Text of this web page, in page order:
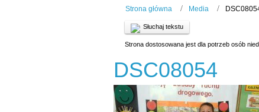
Strona główna Media
Słuchaj tekstu
Strona dostosowana jest dla potrzeb osób
DSC08054